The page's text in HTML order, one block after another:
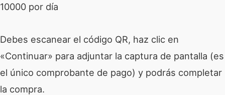
10000 por día
Debes escanear el código QR, haz clic en
«Continuar» para adjuntar la captura de pantalla (es
el único comprobante de pago) y podrás completar
la compra.